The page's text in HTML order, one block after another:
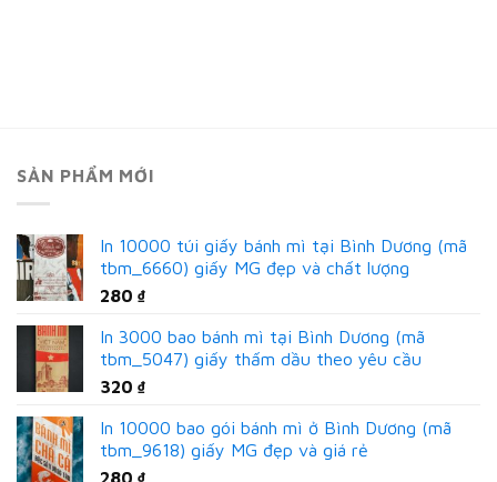
SẢN PHẨM MỚI
In 10000 túi giấy bánh mì tại Bình Dương (mã
tbm_6660) giấy MG đẹp và chất lượng
280 ₫
In 3000 bao bánh mì tại Bình Dương (mã
tbm_5047) giấy thấm dầu theo yêu cầu
320 ₫
In 10000 bao gói bánh mì ở Bình Dương (mã
tbm_9618) giấy MG đẹp và giá rẻ
280 ₫